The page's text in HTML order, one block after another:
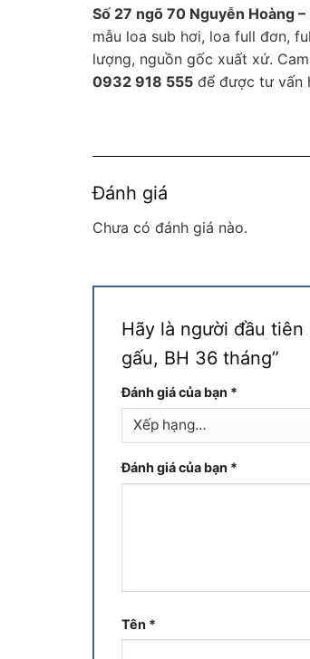
Số 27 ngõ 70 Nguyễn Hoàng –
mẫu loa sub hơi, loa full đơn,
lượng, nguồn gốc xuất xứ.
0932 918 555 để được tư vấn
Đánh giá
Chưa có đánh giá nào.
Hãy là người đầu tiên
gấu, BH 36 tháng”
Đánh giá của bạn *
Đánh giá của bạn *
Tên *